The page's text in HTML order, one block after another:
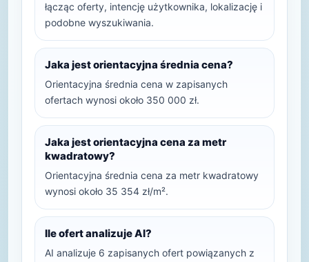
łącząc oferty, intencję użytkownika, lokalizację i
podobne wyszukiwania.
Jaka jest orientacyjna średnia cena?
Orientacyjna średnia cena w zapisanych
ofertach wynosi około 350 000 zł.
Jaka jest orientacyjna cena za metr
kwadratowy?
Orientacyjna średnia cena za metr kwadratowy
wynosi około 35 354 zł/m².
Ile ofert analizuje AI?
AI analizuje 6 zapisanych ofert powiązanych z